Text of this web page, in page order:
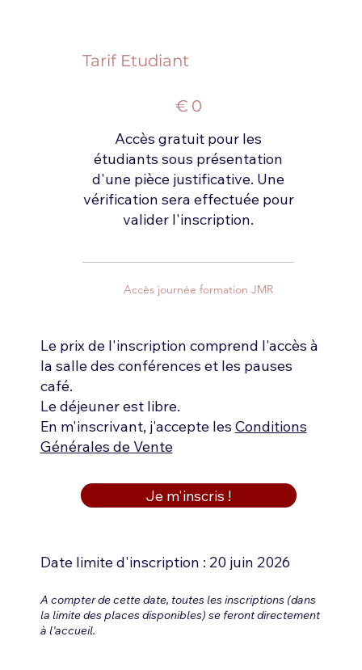
Tarif Etudiant
€ 0
Accès gratuit pour les
étudiants sous présentation
d'une pièce justificative. Une
vérification sera effectuée pour
valider l'inscription.
Accès journée formation JMR
Le prix de l'inscription comprend l'accès à
la salle des conférences et les pauses
café.
Le déjeuner est libre.
En m'inscrivant, j'accepte les Conditions
Générales de Vente
Je m'inscris !
Date limite d'inscription : 20 juin 2026
A compter de cette date, toutes les inscriptions (dans
la limite des places disponibles) se feront directement
à l'accueil.